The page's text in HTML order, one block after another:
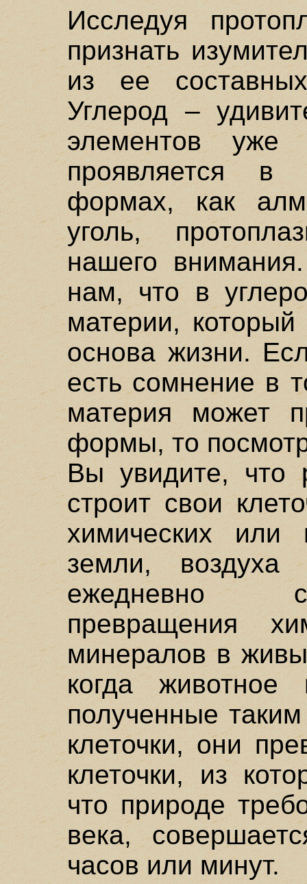
Исследуя
признать
из ее
Углерод –
элементов
проявляется в
формах, как
уголь,
нашего
нам, что в
материи, который
основа жизни.
есть сомнение в
материя может
формы, то
Вы увидите, что
строит свои
химических или
земли,
ежедневно
превращения
минералов в
когда животное
полученные
клеточки, они
клеточки, из
что природе
века,
часов или минут.